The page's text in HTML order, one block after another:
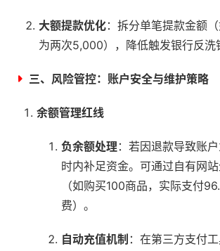
大额提款优化：拆分单笔提款金额
为两次5,000），降低触发银行反洗
三、风险管控：账户安全与维护策略
余额管理红线
负余额处理 ：若因退款导致账
时内补足资金。可通过自有网
（如购买100商品，实际支付
费）。
自动充值机制 ：在第三方支付